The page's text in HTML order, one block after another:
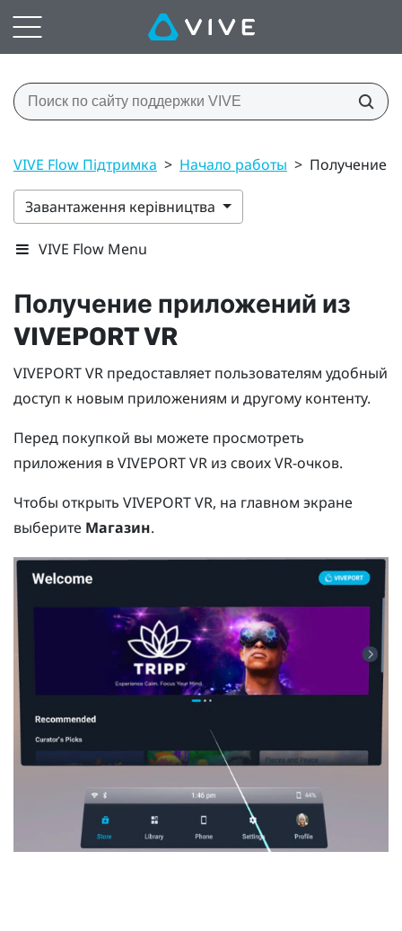
VIVE Flow Підтримка > Начало работы > Получение
Завантаження керівництва
VIVE Flow Menu
Получение приложений из
VIVEPORTVR
VIVEPORTVR предоставляет пользователям удобный
доступ к новым приложениям и другому контенту.
Перед покупкой вы можете просмотреть
приложения вVIVEPORTVR из своих VR-очков.
Чтобы открыть VIVEPORTVR, на главном экране
выберите Магазин.